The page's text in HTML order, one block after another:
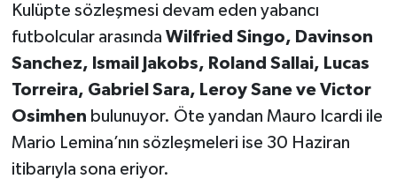
Kulüpte sözleşmesi devam eden yabancı
futbolcular arasında Wilfried Singo, Davinson
Sanchez, Ismail Jakobs, Roland Sallai, Lucas
Torreira, Gabriel Sara, Leroy Sane ve Victor
Osimhen bulunuyor. Öte yandan Mauro Icardi ile
Mario Lemina’nın sözleşmeleri ise 30 Haziran
itibarıyla sona eriyor.